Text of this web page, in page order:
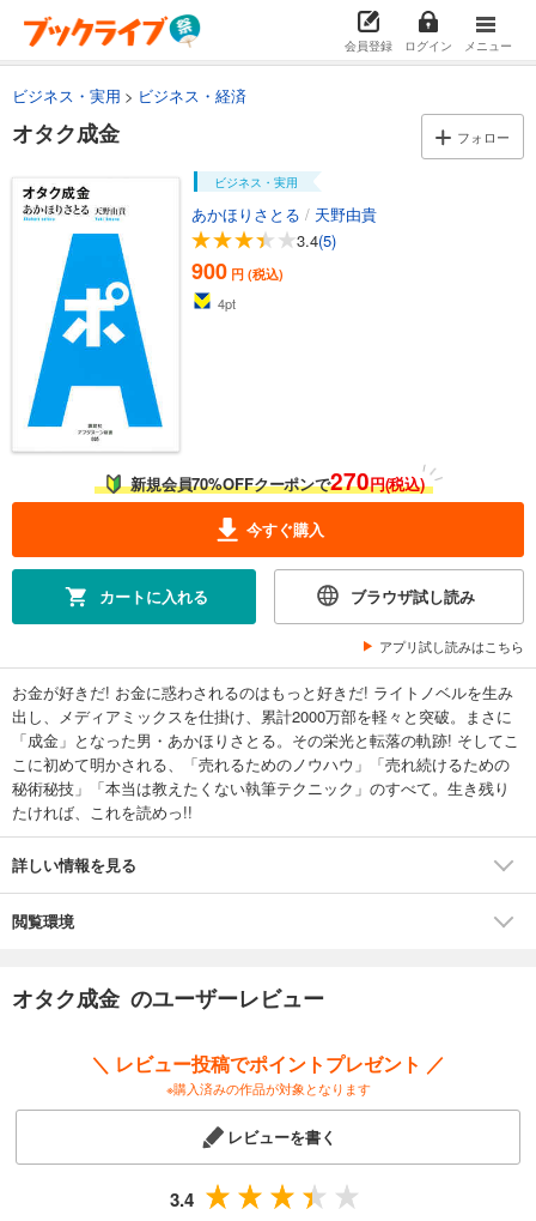
会員登録 ログイン メニュー
ビジネス・実用 ビジネス・経済
オタク成金 フォロー
ビジネス・実用
あかほりさとる / 天野由貴
3.4(5)
900 円 (税込)
4pt
新規会員70%OFFクーポンで270円(税込)
今すぐ購入
カートに入れる ブラウザ試し読み
アプリ試し読みはこちら
お金が好きだ! お金に惑わされるのはもっと好きだ! ライトノベルを生み
出し、メディアミックスを仕掛け、累計2000万部を軽々と突破。まさに
「成金」となった男・あかほりさとる。その栄光と転落の軌跡! そしてこ
こに初めて明かされる、「売れるためのノウハウ」「売れ続けるための
秘術秘技」「本当は教えたくない執筆テクニック」のすべて。生き残り
たければ、これを読めっ!!
詳しい情報を見る
閲覧環境
オタク成金 のユーザーレビュー
＼ レビュー投稿でポイントプレゼント ／
※購入済みの作品が対象となります
レビューを書く
3.4